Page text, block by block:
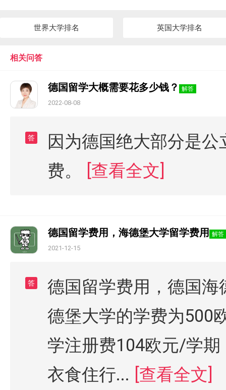
世界大学排名 英国大学排名
相关问答
德国留学大概需要花多少钱？ 解答
2022-08-08
答
因为德国绝大部分是
费。
[查看全文]
德国留学费用，海德堡大学留学费用 解答
2021-12-15
答
德国留学费用，德国
德堡大学的学费为500
学注册费104欧元/学
衣食住行... [查看全文]